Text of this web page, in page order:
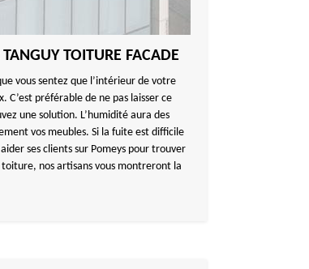
TOITURE FACADE
vous sentez que l’intérieur de votre
C’est préférable de ne pas laisser ce
une solution. L’humidité aura des
vos meubles. Si la fuite est difficile
ses clients sur Pomeys pour trouver
nos artisans vous montreront la